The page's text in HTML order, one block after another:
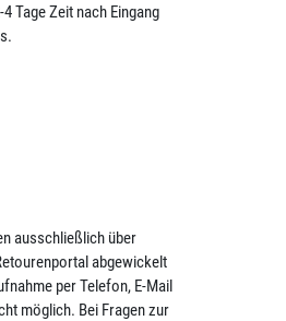
Tage Zeit nach Eingang
ausschließlich über
abgewickelt
per Telefon, E-Mail
möglich. Bei Fragen zur